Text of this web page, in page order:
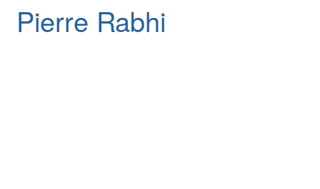
Pierre Rabhi